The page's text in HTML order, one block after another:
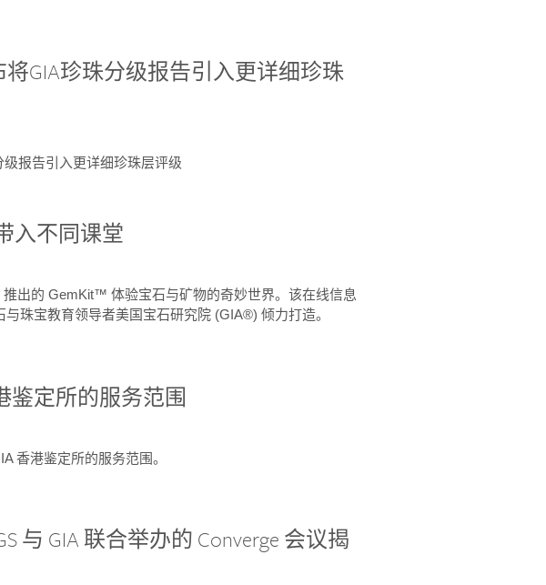
GIA珍珠分级报告引入更详细珍珠
报告引入更详细珍珠层评级
入不同课堂
出的 GemKit™ 体验宝石与矿物的奇妙世界。该在线信息
珠宝教育领导者美国宝石研究院 (GIA®) 倾力打造。
鉴定所的服务范围
香港鉴定所的服务范围。
与 GIA 联合举办的 Converge 会议揭